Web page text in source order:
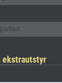
ekstrautstyr